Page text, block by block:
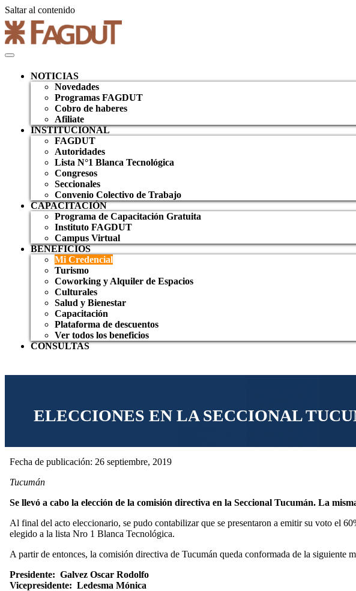
Saltar al contenido
NOTICIAS
Novedades
Programas FAGDUT
Cobro de haberes
Afiliate
INSTITUCIONAL
FAGDUT
Autoridades
Lista N°1 Blanca Tecnológica
Congresos
Seccionales
Convenio Colectivo de Trabajo
CAPACITACIÓN
Programa de Capacitación Gratuita
Instituto FAGDUT
Campus Virtual
BENEFICIOS
Mi Credencial
Turismo
Coworking y Alquiler de Espacios
Culturales
Salud y Bienestar
Capacitación
Plataforma de descuentos
Ver todos los beneficios
CONSULTAS
ELECCIONES EN LA SECCIONAL
Fecha de publicación: 26 septiembre, 2019
Tucumán
Se llevó a cabo la elección de la comisión directiva en la Seccional Tucumán. La
Al final del acto eleccionario, se pudo contabilizar que se presentaron a emitir su voto el
elegido a la lista Nro 1 Blanca Tecnológica.
A partir de entonces, la comisión directiva de Tucumán queda conformada de la siguiente
Presidente: Galvez Oscar Rodolfo
Vicepresidente: Ledesma Mónica